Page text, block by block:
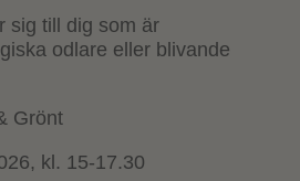
sig till dig som är
odlare eller blivande
Grönt
kl. 15-17.30